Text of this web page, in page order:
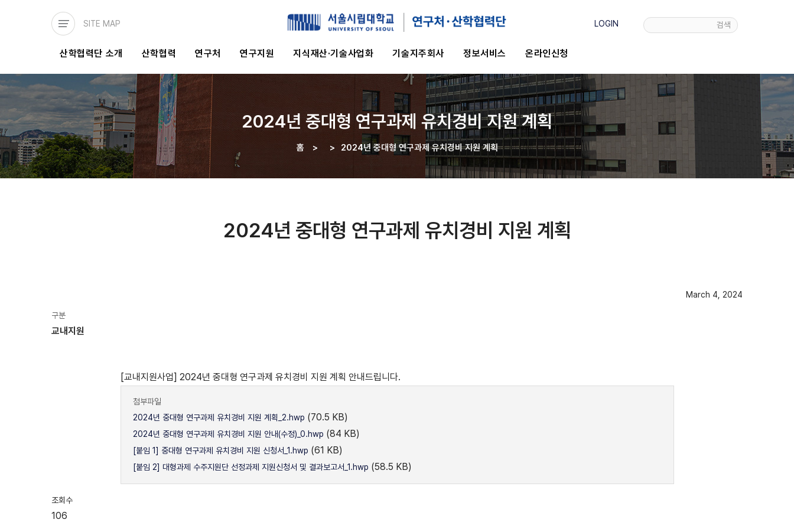
SITE MAP LOGIN
네비게이션
산학협력단 소개 산학협력 연구처 연구지원 지식재산·기술사업화 기술지주회사 정보서비스 온라인신청
2024년 중대형 연구과제 유치경비 지원 계획
경로
홈 > > 2024년 중대형 연구과제 유치경비 지원 계획
2024년 중대형 연구과제 유치경비 지원 계획
March 4, 2024
구분
교내지원
[교내지원사업] 2024년 중대형 연구과제 유치경비 지원 계획 안내드립니다.
첨부파일
2024년 중대형 연구과제 유치경비 지원 계획_2.hwp (70.5 KB)
2024년 중대형 연구과제 유치경비 지원 안내(수정)_0.hwp (84 KB)
[붙임 1] 중대형 연구과제 유치경비 지원 신청서_1.hwp (61 KB)
[붙임 2] 대형과제 수주지원단 선정과제 지원신청서 및 결과보고서_1.hwp (58.5 KB)
조회수
106